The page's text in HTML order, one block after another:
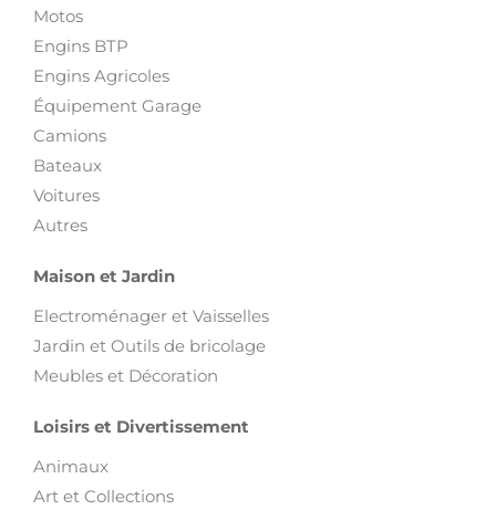
Motos
Engins BTP
Engins Agricoles
Équipement Garage
Camions
Bateaux
Voitures
Autres
Maison et Jardin
Electroménager et Vaisselles
Jardin et Outils de bricolage
Meubles et Décoration
Loisirs et Divertissement
Animaux
Art et Collections